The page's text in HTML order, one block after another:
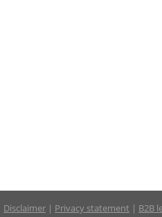
Disclaimer | Privacy statement | B2B